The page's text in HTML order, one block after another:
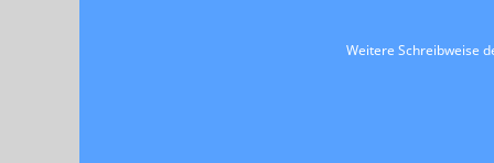
Weitere Schreibweise